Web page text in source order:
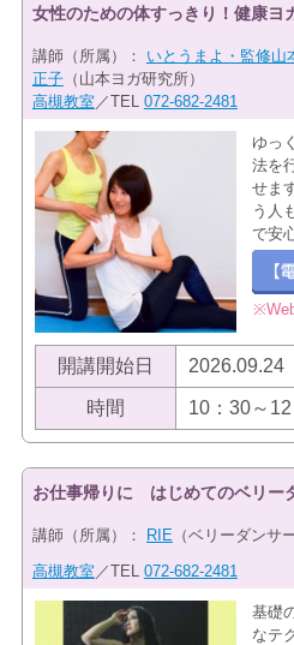
女性のための体すっきり！健康ヨ
講師（所属）： いとうまよ・監修山
正子（山本ヨガ研究所）
高槻教室 ／TEL 072-682-2481
ゆっ
法を
せま
う人
で安
開講開始日 2026.09.24
時間 10：30～
お仕事帰りに はじめてのベリー
講師（所属）： RIE （ベリーダンサー
高槻教室 ／TEL 072-682-2481
基礎
なテ